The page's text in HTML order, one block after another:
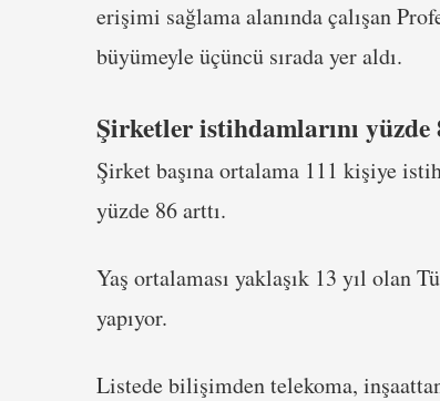
erişimi sağlama alanında çalışan
büyümeyle üçüncü sırada yer aldı.
Şirketler istihdamlarını yüzde
Şirket başına ortalama 111 kişiye
yüzde 86 arttı.
Yaş ortalaması yaklaşık 13 yıl olan
yapıyor.
Listede bilişimden telekoma,